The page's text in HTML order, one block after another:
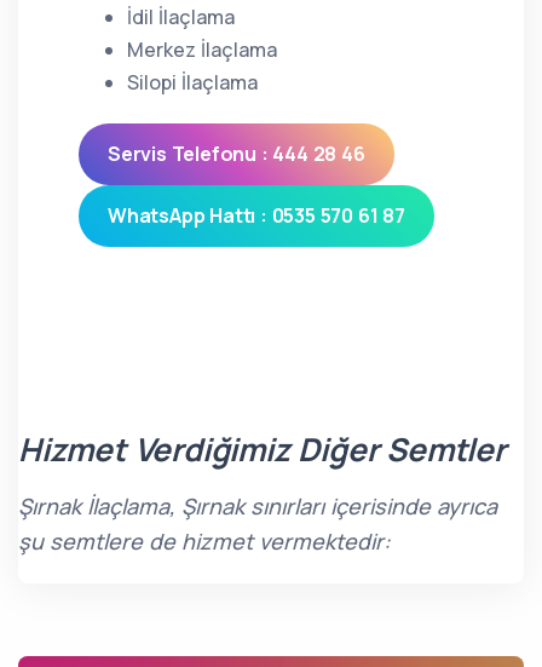
İdil İlaçlama
Merkez İlaçlama
Silopi İlaçlama
Servis Telefonu : 444 28 46
WhatsApp Hattı : 0535 570 61 87
Hizmet Verdiğimiz Diğer Semtler
Şırnak İlaçlama, Şırnak sınırları içerisinde ayrıca
şu semtlere de hizmet vermektedir: